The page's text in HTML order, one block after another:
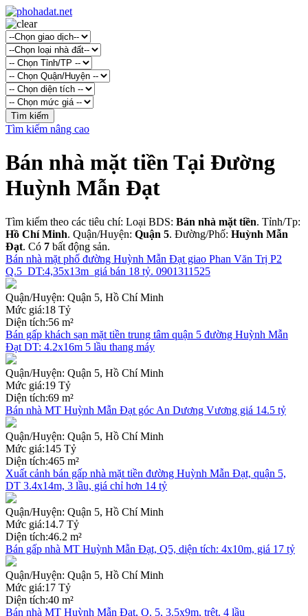
Tìm kiếm nâng cao
Bán nhà mặt tiền Tại Đường
Huỳnh Mẫn Đạt
Tìm kiếm theo các tiêu chí: Loại BDS: Bán nhà mặt tiền. Tỉnh/Tp:
Hồ Chí Minh. Quận/Huyện: Quận 5. Đường/Phố: Huỳnh Mẫn
Đạt. Có 7 bất động sản.
Bán nhà mặt phố đường Huỳnh Mẫn Đạt giao Phan Văn Trị P2
Q.5_DT:4,35x13m_giá bán 18 tỷ. 0901311525
Quận/Huyện: Quận 5, Hồ Chí Minh
Mức giá:18 Tỷ
Diện tích:56 m²
Bán gấp khách sạn mặt tiền trung tâm quận 5 đường Huỳnh Mẫn
Đạt DT: 4.2x16m 5 lầu thang máy
Quận/Huyện: Quận 5, Hồ Chí Minh
Mức giá:19 Tỷ
Diện tích:69 m²
Bán nhà MT Huỳnh Mẫn Đạt góc An Dương Vương giá 14.5 tỷ
Quận/Huyện: Quận 5, Hồ Chí Minh
Mức giá:145 Tỷ
Diện tích:465 m²
Xuất cảnh bán gấp nhà mặt tiền đường Huỳnh Mẫn Đạt, quận 5,
DT 3.4x14m, 3 lầu, giá chỉ hơn 14 tỷ
Quận/Huyện: Quận 5, Hồ Chí Minh
Mức giá:14.7 Tỷ
Diện tích:46.2 m²
Bán gấp nhà MT Huỳnh Mẫn Đạt, Q5, diện tích: 4x10m, giá 17 tỷ
Quận/Huyện: Quận 5, Hồ Chí Minh
Mức giá:17 Tỷ
Diện tích:40 m²
Bán nhà MT Huỳnh Mẫn Đạt, Q. 5, 3.5x9m, trệt, 4 lầu